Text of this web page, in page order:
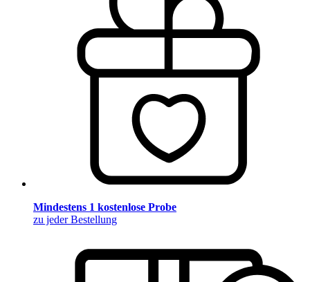
Mindestens 1 kostenlose Probe
zu jeder Bestellung